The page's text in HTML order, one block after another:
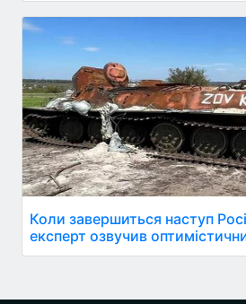
Коли завершиться наступ
експерт озвучив